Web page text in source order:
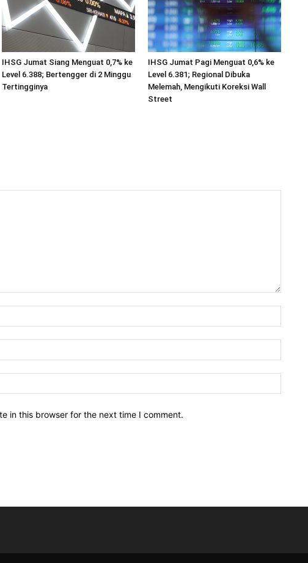
IHSG Jumat Siang Menguat 0,7% ke
Level 6.388; Bertengger di 2 Minggu
Tertingginya
IHSG Jumat Pagi Menguat 0,6% ke
Level 6.381; Regional Dibuka
Melemah, Mengikuti Koreksi Wall
Street
in this browser for the next time I comment.